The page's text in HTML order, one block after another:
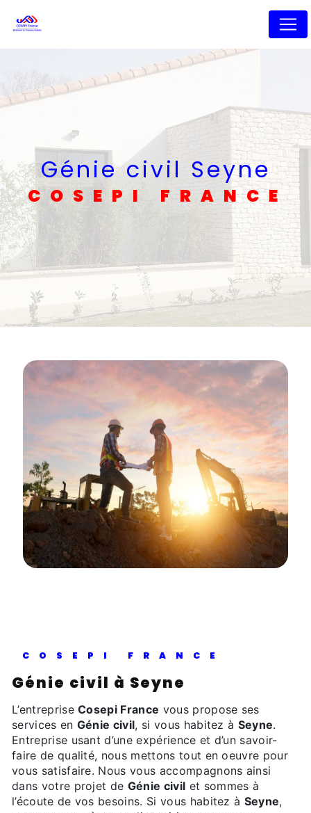
Génie civil Seyne
COSEPI FRANCE
COSEPI FRANCE
Génie civil à Seyne
L’entrepriseCosepi France vous propose ses
services en Génie civil, si vous habitez à Seyne.
Entreprise usant d’une expérience et d’un savoir-
faire de qualité, nous mettons tout en oeuvre pour
vous satisfaire. Nous vous accompagnons ainsi
dans votre projet de Génie civil et sommes à
l’écoute de vos besoins. Si vous habitez à Seyne,